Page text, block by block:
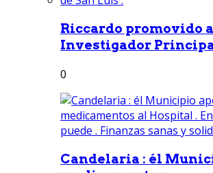
Riccardo promovido a
Investigador
0
Candelaria : él